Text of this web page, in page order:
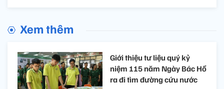
Xem thêm
Giới thiệu tư liệu quý kỷ
niệm 115 năm Ngày Bác Hồ
ra đi tìm đường cứu nước